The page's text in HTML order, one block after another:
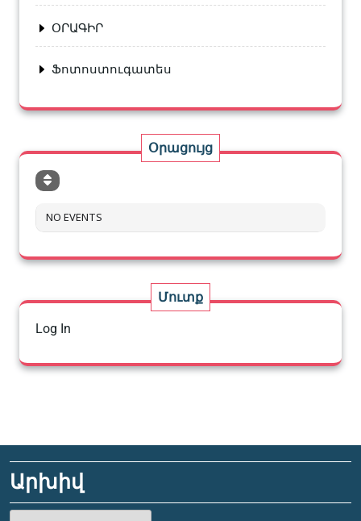
ՕՐԱԳԻՐ
Ֆոտոստուգատես
Օրացույց
NO EVENTS
Մուտք
Log In
Արխիվ